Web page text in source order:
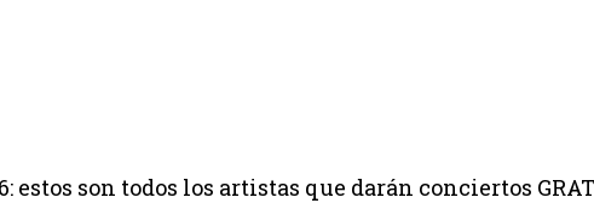
estos son todos los artistas que darán conciertos